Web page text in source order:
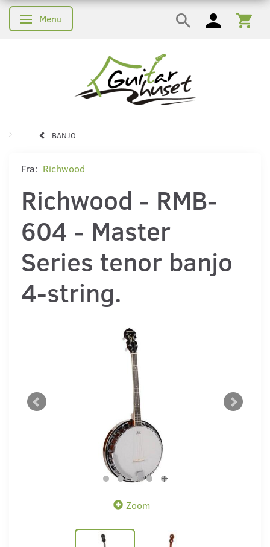
Skifte navigation
Menu
BANJO
Fra: Richwood
Richwood - RMB-
604 - Master
Series tenor banjo
4-string.
Zoom